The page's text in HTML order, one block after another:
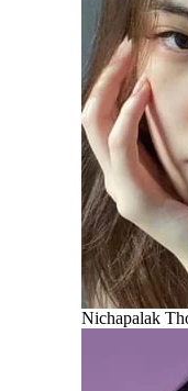
Nichapalak